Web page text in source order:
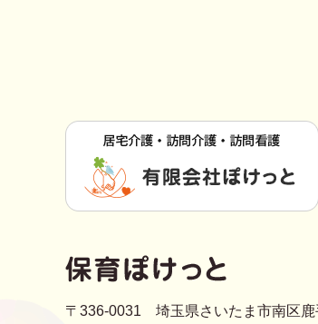
〒336-0031 埼玉県さいたま市南区鹿